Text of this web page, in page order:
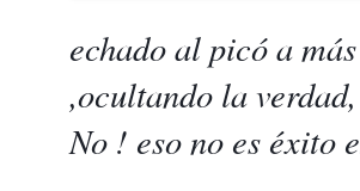
echado al picó a
,ocultando la
No ! eso no es éxito